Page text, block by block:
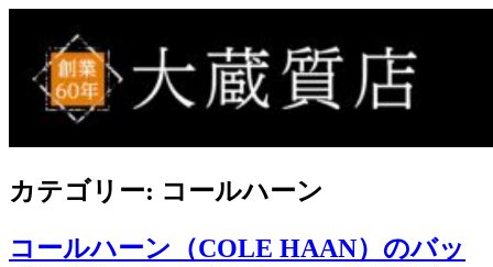
content
買取事例ブログ
ブランド品やバッグ、時計の買取情報を中心に、アイテムの
ポイントや高額買取のコツをお知らせします。
カテゴリー: コールハーン
コールハーン（COLE HAAN）のバッ